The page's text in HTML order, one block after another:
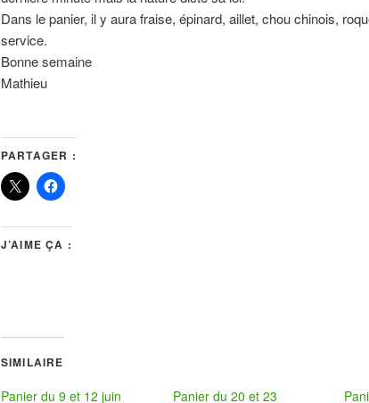
Dans le panier, il y aura fraise, épinard, aillet, chou chinois,
service.
Bonne semaine
Mathieu
PARTAGER :
J’AIME ÇA :
SIMILAIRE
Panier du 9 et 12 juin Panier du 20 et 23